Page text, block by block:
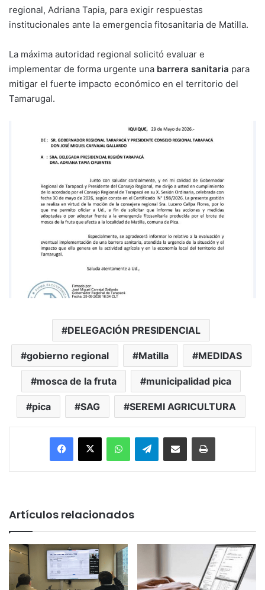
regional, Adriana Tapia, para exigir respuestas
institucionales ante la emergencia fitosanitaria de Matilla.
La máxima autoridad regional solicitó evaluar e
implementar de forma urgente una barrera sanitaria para
mitigar el fuerte impacto económico en el territorio del
Tamarugal.
DELEGACIÓN PRESIDENCIAL
gobierno regional Matilla MEDIDAS
mosca de la fruta municipalidad pica
pica SAG SEREMI AGRICULTURA
Facebook
X WhatsAppTelegramEnviar vía email Imprimir
Artículos relacionados